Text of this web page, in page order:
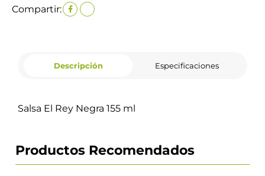
Compartir:
Descripción Especificaciones
Salsa El Rey Negra 155 ml
Productos Recomendados